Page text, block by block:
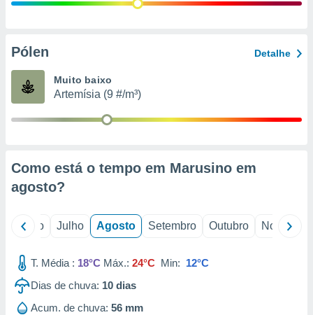
e
de
Pólen Detalhe
Muito baixo
Artemísia (9 #/m³)
Como está o tempo em Marusino em
agosto?
Junho Julho Agosto Setembro Outubro Novembro
T. Média : 18°C Máx.: 24°C Min: 12°C
Dias de chuva: 10 dias
Acum. de chuva: 56 mm